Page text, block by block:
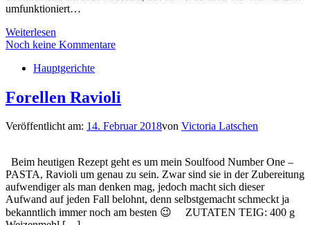
umfunktioniert…
Weiterlesen
Noch keine Kommentare
Hauptgerichte
Forellen Ravioli
Veröffentlicht am: 14. Februar 2018von Victoria Latschen
Beim heutigen Rezept geht es um mein Soulfood Number One –
PASTA, Ravioli um genau zu sein. Zwar sind sie in der Zubereitung
aufwendiger als man denken mag, jedoch macht sich dieser
Aufwand auf jeden Fall belohnt, denn selbstgemacht schmeckt ja
bekanntlich immer noch am besten 😉 ZUTATEN TEIG: 400 g